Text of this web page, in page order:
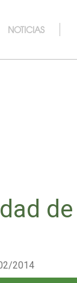
NOTICIAS
2014